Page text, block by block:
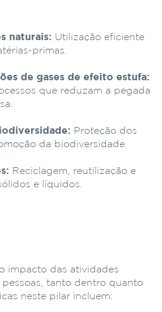
naturais: Utilização eficiente
primas.
de gases de efeito estufa:
que reduzam a pegada
Proteção dos
da biodiversidade.
Reciclagem, reutilização e
e líquidos.
impacto das atividades
pessoas, tanto dentro quanto
neste pilar incluem: